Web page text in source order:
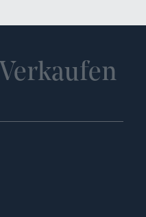
Verkaufen